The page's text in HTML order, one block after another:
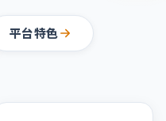
平台特色